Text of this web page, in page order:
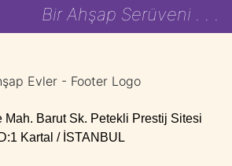
Bir Ahşap Serüveni . . .
Mah. Barut Sk. Petekli Prestij Sitesi
Kartal / İSTANBUL